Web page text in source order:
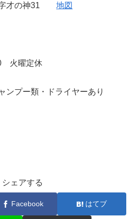
字才の神31 地図
火曜定休
ンプー類・ドライヤーあり
シェアする
Facebook はてブ